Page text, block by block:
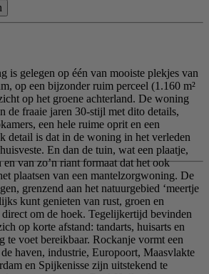
is gelegen op één van mooiste plekjes van
op een bijzonder ruim perceel (1.160 m²
op het groene achterland. De woning
de fraaie jaren 30-stijl met dito details,
een hele ruime oprit en een
detail is dat in de woning in het verleden
En dan de tuin, wat een plaatje,
van zo’n riant formaat dat het ook
plaatsen van een mantelzorgwoning. De
grenzend aan het natuurgebied ‘meertje
kunt genieten van rust, groen en
om de hoek. Tegelijkertijd bevinden
op korte afstand: tandarts, huisarts en
te voet bereikbaar. Rockanje vormt een
haven, industrie, Europoort, Maasvlakte
en Spijkenisse zijn uitstekend te